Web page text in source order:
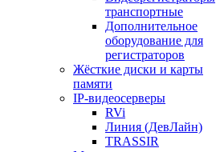
транспортные
Дополнительное
оборудование для
регистраторов
Жёсткие диски и карты
памяти
IP-видеосерверы
RVi
Линия (ДевЛайн)
TRASSIR